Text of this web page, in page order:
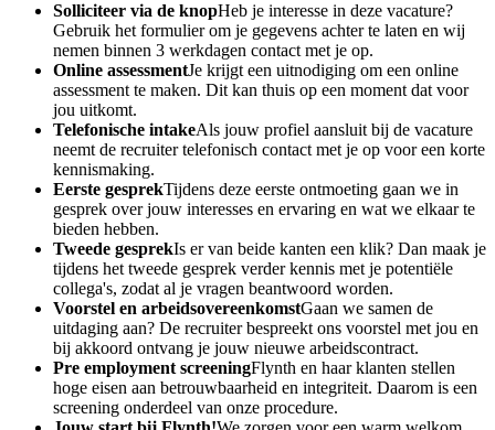
Solliciteer via de knopHeb je interesse in deze vacature?
Gebruik het formulier om je gegevens achter te laten en wij
nemen binnen 3 werkdagen contact met je op.
Online assessmentJe krijgt een uitnodiging om een online
assessment te maken. Dit kan thuis op een moment dat voor
jou uitkomt.
Telefonische intakeAls jouw profiel aansluit bij de vacature
neemt de recruiter telefonisch contact met je op voor een korte
kennismaking.
Eerste gesprekTijdens deze eerste ontmoeting gaan we in
gesprek over jouw interesses en ervaring en wat we elkaar te
bieden hebben.
Tweede gesprekIs er van beide kanten een klik? Dan maak je
tijdens het tweede gesprek verder kennis met je potentiële
collega's, zodat al je vragen beantwoord worden.
Voorstel en arbeidsovereenkomstGaan we samen de
uitdaging aan? De recruiter bespreekt ons voorstel met jou en
bij akkoord ontvang je jouw nieuwe arbeidscontract.
Pre employment screeningFlynth en haar klanten stellen
hoge eisen aan betrouwbaarheid en integriteit. Daarom is een
screening onderdeel van onze procedure.